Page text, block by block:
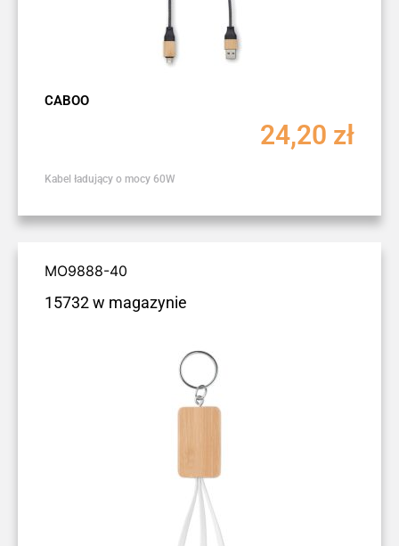
CABOO
24,20 zł
Kabel ładujący o mocy 60W
MO9888-40
15732 w magazynie